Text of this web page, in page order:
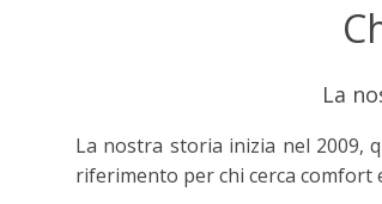
La
La nostra storia inizia nel 2009,
riferimento per chi cerca comfort